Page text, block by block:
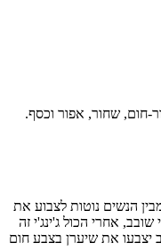
חום, שחור, אפור וכסף.
הנשים נוטות לצבוע את
אחרי הכול ג'ינג'י זה
יצבעו את שיערן בצבע חום